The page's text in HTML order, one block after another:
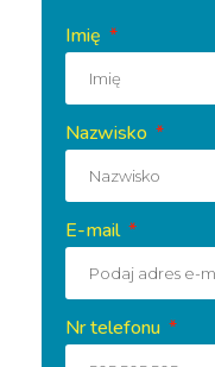
Imię
Nazwisko
E-mail
Nr telefonu